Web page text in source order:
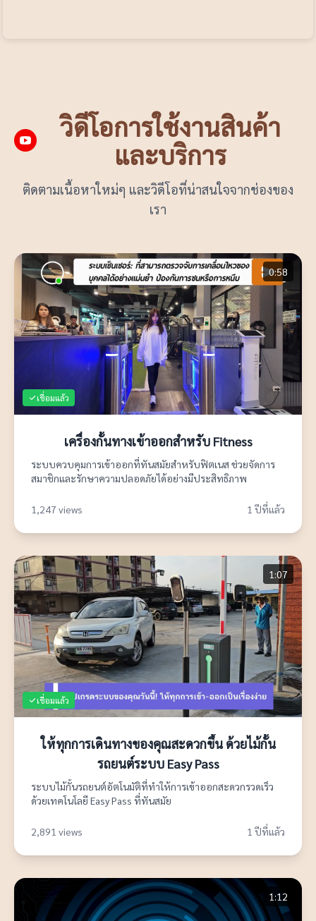
วิดีโอการใช้งานสินค้า
และบริการ
ติดตามเนื้อหาใหม่ๆ และวิดีโอที่น่าสนใจจากช่องของ
เรา
0:58
เชื่อมแล้ว
เครื่องกั้นทางเข้าออกสำหรับ Fitness
ระบบควบคุมการเข้าออกที่ทันสมัยสำหรับฟิตเนส ช่วยจัดการ
สมาชิกและรักษาความปลอดภัยได้อย่างมีประสิทธิภาพ
1,247 views 1 ปีที่แล้ว
1:07
เชื่อมแล้ว
ให้ทุกการเดินทางของคุณสะดวกขึ้น ด้วยไม้กั้น
รถยนต์ระบบ Easy Pass
ระบบไม้กั้นรถยนต์อัตโนมัติที่ทำให้การเข้าออกสะดวกรวดเร็ว
ด้วยเทคโนโลยี Easy Pass ที่ทันสมัย
2,891 views 1 ปีที่แล้ว
1:12